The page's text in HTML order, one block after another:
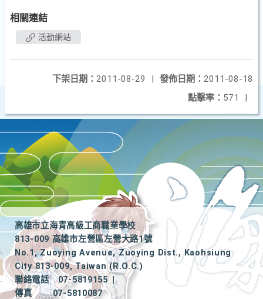
相關連結
活動網站
發佈日期： 2011-08-18
下架日期： 2011-08-29
|
點擊率： 571 |
高雄市立海青高級工商職業學校
813-009 高雄市左營區左營大路1號
No.1, Zuoying Avenue, Zuoying Dist., Kaohsiung
City 813-009, Taiwan (R.O.C.)
聯絡電話
07-5819155
|
傳真
07-5810087